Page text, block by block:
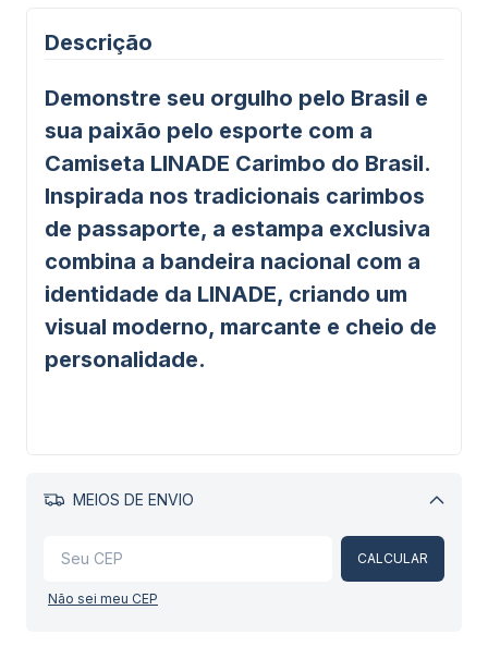
Descrição
Demonstre seu orgulho pelo Brasil e
sua paixão pelo esporte com a
Camiseta LINADE Carimbo do Brasil.
Inspirada nos tradicionais carimbos
de passaporte, a estampa exclusiva
combina a bandeira nacional com a
identidade da LINADE, criando um
visual moderno, marcante e cheio de
personalidade.
MEIOS DE ENVIO
Alterar CEP
CALCULAR
Não sei meu CEP